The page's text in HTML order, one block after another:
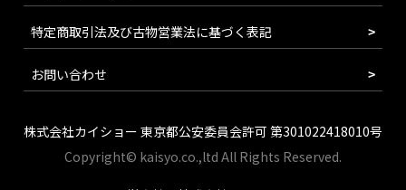
特定商取引法及び古物営業法に基づく表記
お問い合わせ
株式会社カイショー 東京都公安委員会許可 第301022418010号
Copyright© kaisyo.co.,ltd All Rights Reserved.